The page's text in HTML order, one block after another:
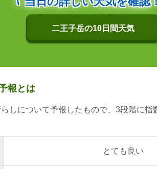
二王子岳の10日間天気
報とは
しについて予報したもので、3段階に指
とても良い